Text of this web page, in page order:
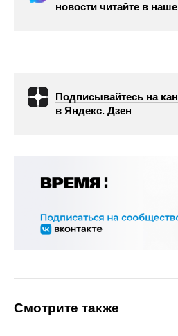
новости читайте в
Подписывайтесь на
в Яндекс. Дзен
Смотрите также